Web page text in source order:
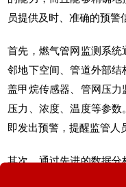
员提供及时、准确的预警
首先，燃气管网监测系
邻地下空间、管道外部结
盖甲烷传感器、管网压
压力、浓度、温度等参
即发出预警，提醒监管人
其次，通过先进的数据
深度挖掘和分析，结合